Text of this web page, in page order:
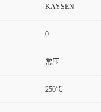
KAYSEN
0
常压
250℃